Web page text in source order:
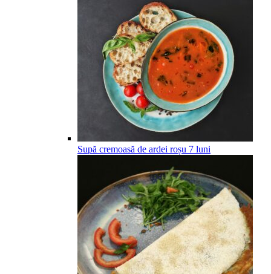
Supă cremoasă de ardei roșu 7 luni